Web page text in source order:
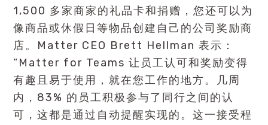
1,500 多家商家的礼品卡和捐赠，您还可以为
像商品或休假日等物品创建自己的公司奖励商
店。Matter CEO Brett Hellman 表示：
“Matter for Teams 让员工认可和奖励变得
有趣且易于使用，就在您工作的地方。几周
内，83% 的员工积极参与了同行之间的认
可，这都是通过自动提醒实现的。这一接受程